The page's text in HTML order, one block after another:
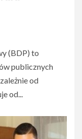
(BDP) to
publicznych
od
od...